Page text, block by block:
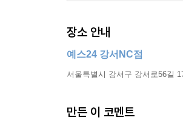
장소 안내
예스24 강서NC점
서울특별시 강서구 강서로56길
만든 이 코멘트